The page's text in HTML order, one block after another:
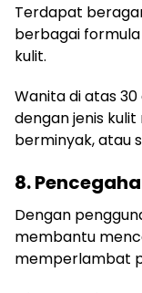
Terdapat
berbagai
kulit.
Wanita di atas
dengan jenis
berminyak, atau
8.
Dengan
membantu
memperlambat